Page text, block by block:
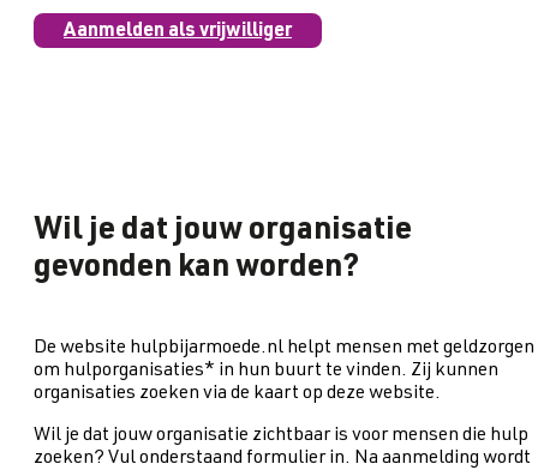
Aanmelden als vrijwilliger
Wil je dat jouw organisatie
gevonden kan worden?
De website hulpbijarmoede.nl helpt mensen met geldzorgen
om hulporganisaties* in hun buurt te vinden. Zij kunnen
organisaties zoeken via de kaart op deze website.
Wil je dat jouw organisatie zichtbaar is voor mensen die hulp
zoeken? Vul onderstaand formulier in. Na aanmelding wordt